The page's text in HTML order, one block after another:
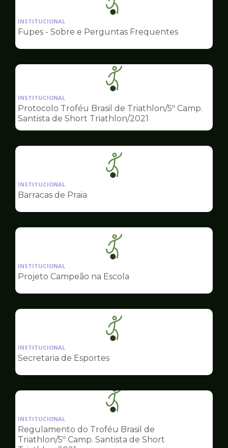
Ilustração
da
pagina
Esportes
INSTITUCIONAL
Fupes - Sobre e Perguntas Frequentes
Ilustração
da
pagina
de
Esportes
INSTITUCIONAL
Protocolo Troféu Brasil de Triathlon/5º Camp.
Santista de Short Triathlon/2021
Ilustração
da
Esportes
INSTITUCIONAL
Barracas de Praia
Ilustração
da
pagina
Esportes
INSTITUCIONAL
Projeto Campeão na Escola
Ilustração
da
Esportes
INSTITUCIONAL
Secretaria de Esportes
Ilustração
da
pagina
de
INSTITUCIONAL
Regulamento do Troféu Brasil de
Triathlon/5º Camp. Santista de Short